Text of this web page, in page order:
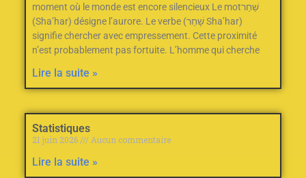
moment où le monde est encore silencieux Le mot‭ ‬שַׁחַר‭
(‬Sha’har‭) ‬désigne l’aurore‭.‬ Le verbe‭ ‬שָׁחַר‭ (‬Sha’har‭)
‬signifie chercher avec empressement‭.‬ Cette proximité
n’est probablement pas fortuite‭.‬ L’homme qui cherche
Lire la suite »
Statistiques
21 juin 2026 Aucun commentaire
Lire la suite »